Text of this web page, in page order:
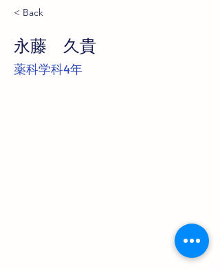
< Back
永藤 久貴
薬科学科4年